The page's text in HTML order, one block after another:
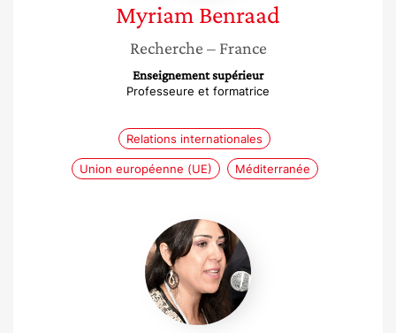
Myriam Benraad
Recherche – France
Enseignement supérieur
Professeure et formatrice
Relations internationales
Union européenne (UE) Méditerranée
Marie
Kortam